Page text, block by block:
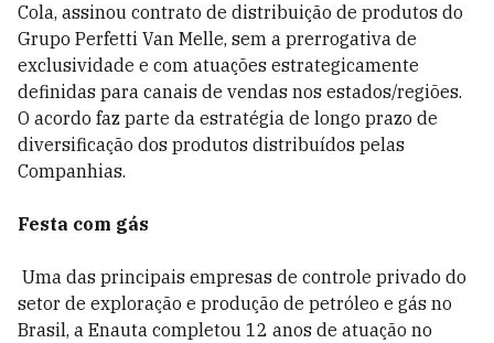
Cola, assinou contrato de distribuição de produtos do
Grupo Perfetti Van Melle, sem a prerrogativa de
exclusividade e com atuações estrategicamente
definidas para canais de vendas nos estados/regiões.
O acordo faz parte da estratégia de longo prazo de
diversificação dos produtos distribuídos pelas
Companhias.
Festa com gás
Uma das principais empresas de controle privado do
setor de exploração e produção de petróleo e gás no
Brasil, a Enauta completou 12 anos de atuação no